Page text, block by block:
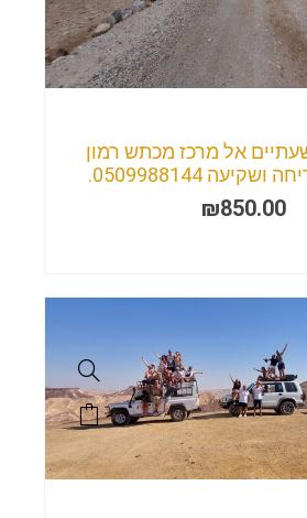
אל מרכז מכתש רמון
0509988144.
₪850.00